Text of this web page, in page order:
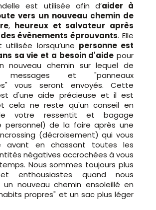
est utilisée afin d’aider à
vers un nouveau chemin de
, heureux et salvateur après
évènements éprouvants. Elle
lorsqu’une personne est
sa vie et a besoin d'aide pour
nouveau chemin sur lequel de
messages et "panneaux
vous seront envoyés. Cette
d'une aide précieuse et il est
cela ne reste qu'un conseil en
votre ressentit et bagage
personnel) de la faire après une
(décroisement) qui vous
avant en chassant toutes les
négatives accrochées à vous
Nous sommes toujours plus
enthousiastes quand nous
nouveau chemin ensoleillé en
propres" et un sac plus léger